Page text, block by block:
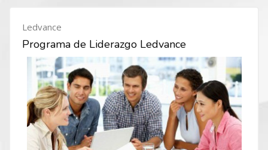
Ledvance
Programa de Liderazgo Ledvance